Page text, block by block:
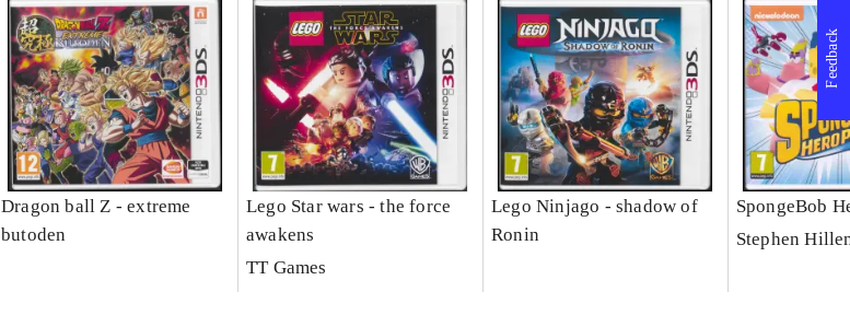
Dragon ball Z - extreme
butoden
Lego Star wars - the force
awakens
TT Games
Lego Ninjago - shadow of
Ronin
SpongeBob
Stephen
Feedback